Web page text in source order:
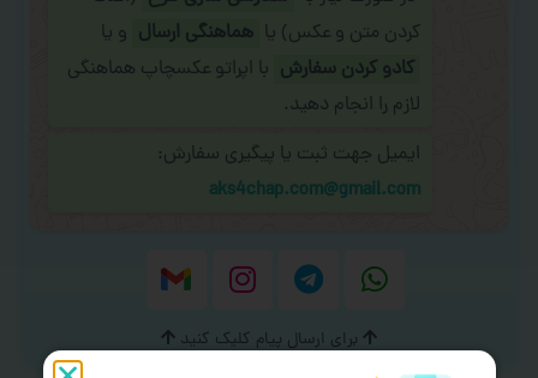
کردن متن و عکس) یا هماهنگی ارسال و یا
کادو کردن سفارش با اپراتو عکسچاپ هماهنگی
لازم را انجام دهید.
ایمیل جهت ثبت یا پیگیری سفارش:
aks4chap.com@gmail.com
برای ارسال پیام کلیک کنید